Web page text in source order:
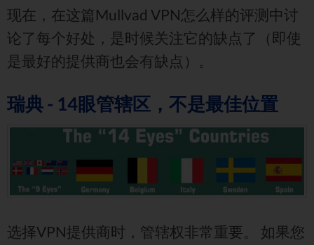
现在，在这篇Mullvad VPN怎么样的评测中讨
论了每个好处，是时候关注它的缺点了（即使
是最好的提供商也会有缺点）。
瑞典 - 14眼管辖区，不是最佳位置
选择VPN提供商时，管辖权非常重要。 如果您